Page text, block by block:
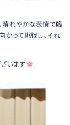
晴れやかな表情で臨
かって挑戦し、それ
います